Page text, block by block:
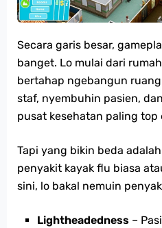
Secara garis besar,
banget. Lo mulai dari
bertahap ngebangun
staf, nyembuhin pasien,
pusat kesehatan paling top
Tapi yang bikin beda adalah
penyakit kayak flu biasa
sini, lo bakal nemuin
Lightheadedness –